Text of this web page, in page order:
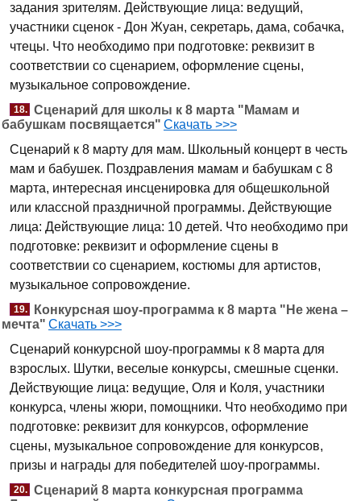
задания зрителям. Действующие лица: ведущий,
участники сценок - Дон Жуан, секретарь, дама, собачка,
чтецы. Что необходимо при подготовке: реквизит в
соответствии со сценарием, оформление сцены,
музыкальное сопровождение.
18. Сценарий для школы к 8 марта "Мамам и
бабушкам посвящается" Скачать >>>
Сценарий к 8 марту для мам. Школьный концерт в честь
мам и бабушек. Поздравления мамам и бабушкам с 8
марта, интересная инсценировка для общешкольной
или классной праздничной программы. Действующие
лица: Действующие лица: 10 детей. Что необходимо при
подготовке: реквизит и оформление сцены в
соответствии со сценарием, костюмы для артистов,
музыкальное сопровождение.
19.
Конкурсная шоу-программа к 8 марта "Не жена –
мечта" Скачать >>>
Сценарий конкурсной шоу-программы к 8 марта для
взрослых. Шутки, веселые конкурсы, смешные сценки.
Действующие лица: ведущие, Оля и Коля, участники
конкурса, члены жюри, помощники. Что необходимо при
подготовке: реквизит для конкурсов, оформление
сцены, музыкальное сопровождение для конкурсов,
призы и награды для победителей шоу-программы.
20. Сценарий 8 марта конкурсная программа